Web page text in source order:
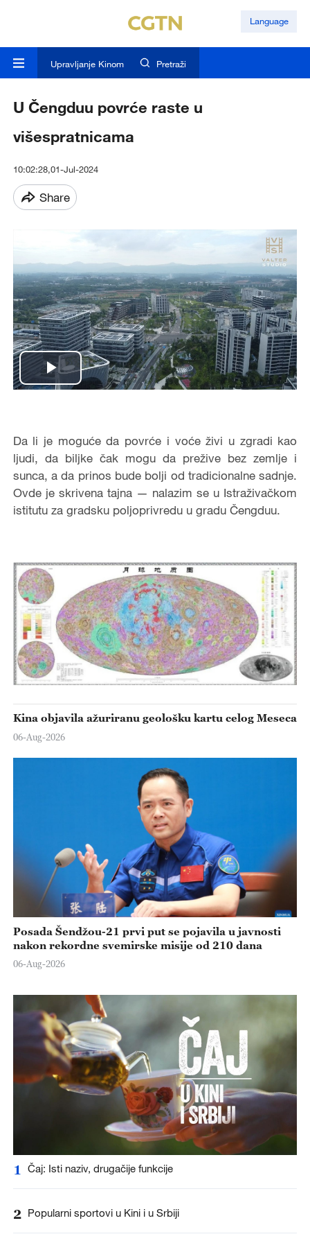
Language
Upravljanje Kinom Pretraži
U Čengduu povrće raste u
višespratnicama
10:02:28,01-Jul-2024
Share
Play
Da li je moguće da povrće i voće živi u zgradi kao
ljudi, da biljke čak mogu da prežive bez zemlje i
sunca, a da prinos bude bolji od tradicionalne sadnje.
Ovde je skrivena tajna — nalazim se u Istraživačkom
istitutu za gradsku poljoprivredu u gradu Čengduu.
Kina objavila ažuriranu geološku kartu celog Meseca
06-Aug-2026
Posada Šendžou-21 prvi put se pojavila u javnosti
nakon rekordne svemirske misije od 210 dana
06-Aug-2026
1 Čaj: Isti naziv, drugačije funkcije
2 Popularni sportovi u Kini i u Srbiji